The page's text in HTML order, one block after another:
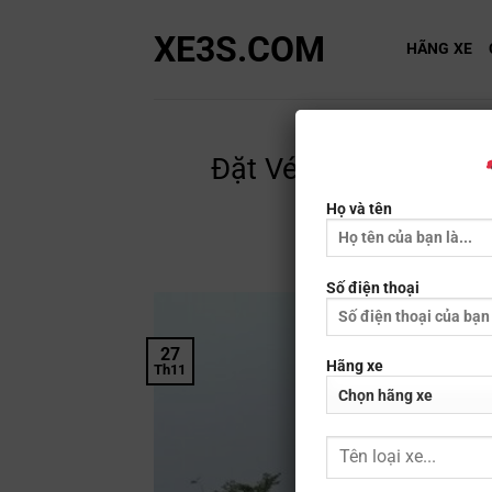
XE3S.COM HÃNG XE
Đặt Vé Nhà Xe Đức
27
Th11
Họ và tên
Số điện thoại
Hãng xe